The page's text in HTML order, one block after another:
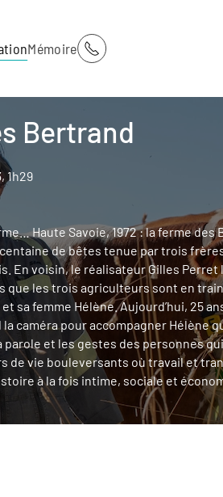
Mémoire
Bertrand
1h29
Haute Savoie, 1972 : la ferme des
de bêtes tenue par trois
En voisin, le réalisateur Gilles Perret
que les trois agriculteurs sont en
sa femme Hélène. Aujourd’hui, 25
caméra pour accompagner Hélène
parole et les gestes des personnes
de vie bouleversants où travail et
à la fois intime, sociale et